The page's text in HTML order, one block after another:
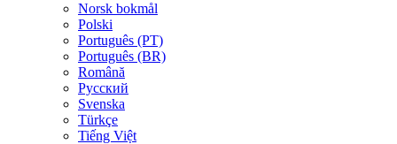
Norsk bokmål
Polski
Português (PT)
Português (BR)
Română
Русский
Svenska
Türkçe
Tiếng Việt